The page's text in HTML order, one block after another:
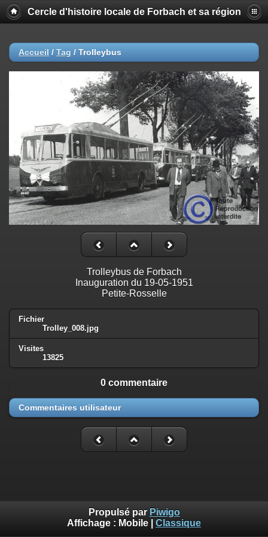
Cercle d'histoire locale de Forbach et sa région
Accueil / Tag / Trolleybus
Trolleybus de Forbach
Inauguration du 19-05-1951
Petite-Rosselle
Fichier
Trolley_008.jpg
Visites
13825
0 commentaire
Commentaires utilisateur
Propulsé par Piwigo
Affichage : Mobile Classique